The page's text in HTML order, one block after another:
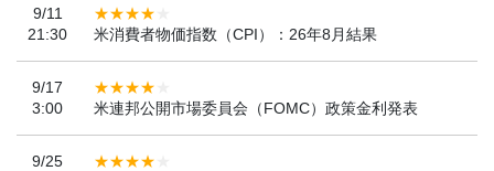
9/11
21:30
米消費者物価指数（CPI）：26年8月結果
9/17
3:00
米連邦公開市場委員会（FOMC）政策金利発表
9/25